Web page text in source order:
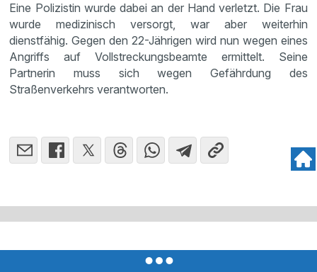
Eine Polizistin wurde dabei an der Hand verletzt. Die Frau
wurde medizinisch versorgt, war aber weiterhin
dienstfähig. Gegen den 22-Jährigen wird nun wegen eines
Angriffs auf Vollstreckungsbeamte ermittelt. Seine
Partnerin muss sich wegen Gefährdung des
Straßenverkehrs verantworten.